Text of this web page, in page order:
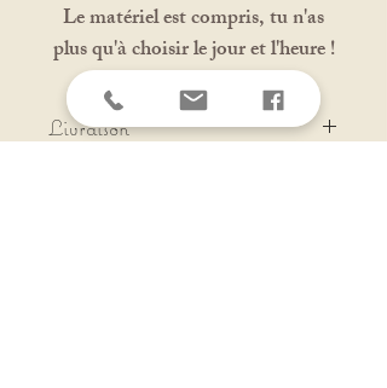
Le matériel est compris, tu n'as
plus qu'à choisir le jour et l'heure !
Livraison